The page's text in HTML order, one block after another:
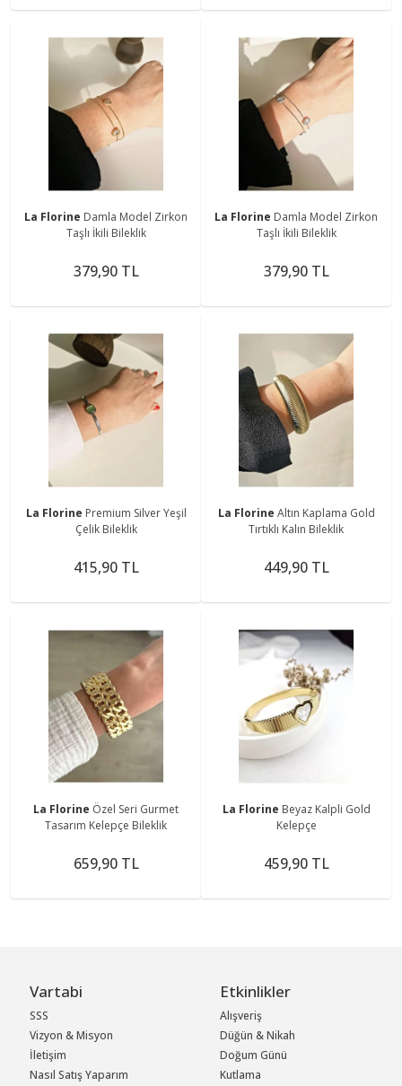
La Florine Damla Model Zirkon
Taşlı İkili Bileklik
379,90 TL
La Florine Damla Model Zirkon
Taşlı İkili Bileklik
379,90 TL
La Florine Premium Silver Yeşil
Çelik Bileklik
415,90 TL
La Florine Altın Kaplama Gold
Tırtıklı Kalın Bileklik
449,90 TL
La Florine Özel Seri Gurmet
Tasarım Kelepçe Bileklik
659,90 TL
La Florine Beyaz Kalpli Gold
Kelepçe
459,90 TL
Vartabi
SSS
Vizyon & Misyon
İletişim
Nasıl Satış Yaparım
Etkinlikler
Alışveriş
Düğün & Nikah
Doğum Günü
Kutlama